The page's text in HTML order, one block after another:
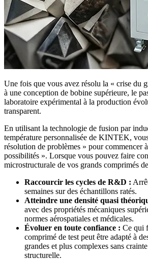
Une fois que vous avez résolu la « crise du
à une conception de bobine supérieure, le
laboratoire expérimental à la production
transparent.
En utilisant la technologie de fusion par
température personnalisée de KINTEK,
résolution de problèmes » pour commencer
possibilités ». Lorsque vous pouvez faire
microstructurale de vos grands comprimés
Raccourcir les cycles de R&D :
semaines sur des échantillons ratés.
Atteindre une densité quasi
avec des propriétés mécaniques
normes aérospatiales et médicales.
Évoluer en toute confiance : Ce qui
comprimé de test peut être adapté à
grandes et plus complexes sans
structurelle.